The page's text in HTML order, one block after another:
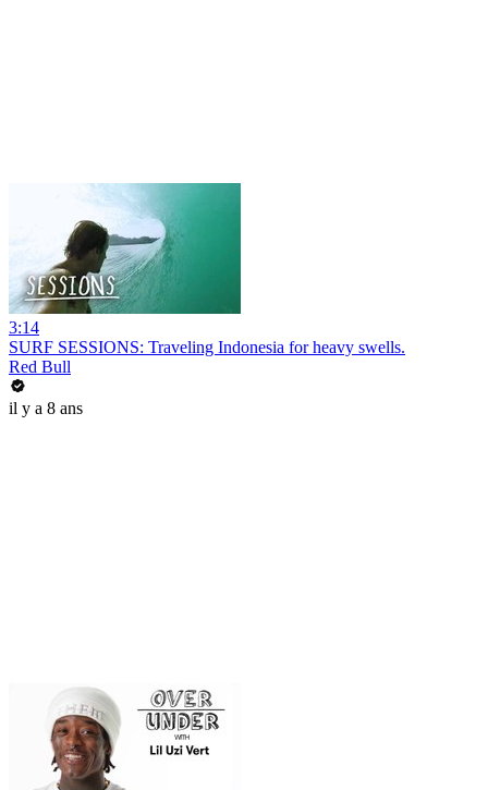
3:14
SURF SESSIONS: Traveling Indonesia for heavy swells.
Red Bull
il y a 8 ans